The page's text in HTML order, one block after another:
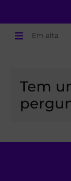
Em alta
Tem